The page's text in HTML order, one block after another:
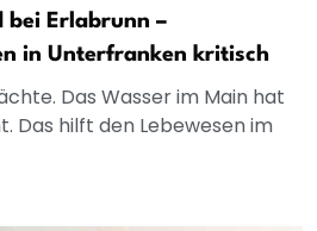
bei Erlabrunn –
in Unterfranken kritisch
Das Wasser im Main hat
Das hilft den Lebewesen im